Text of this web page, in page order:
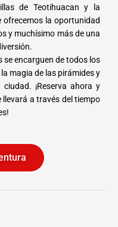
de Teotihuacan y la
ofrecemos la oportunidad
y muchísimo más de una
se encarguen de todos los
magia de las pirámides y
¡Reserva ahora y
a través del tiempo